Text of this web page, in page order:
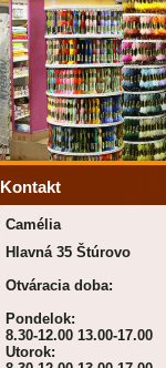
Kontakt
Camélia
Hlavná 35 Štúrovo
Otváracia doba:
Pondelok:
8.30-12.00 13.00-17.00
Utorok: